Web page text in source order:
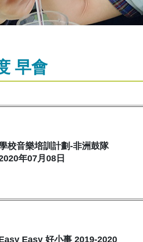
早會
校音樂培訓計劃-非洲鼓隊
年07月08日
Easy 好小事 2019-2020